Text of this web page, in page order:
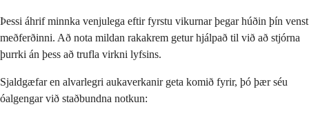
Þessi áhrif minnka venjulega eftir fyrstu vikurnar þegar húðin þín venst
meðferðinni. Að nota mildan rakakrem getur hjálpað til við að stjórna
þurrki án þess að trufla virkni lyfsins.
Sjaldgæfar en alvarlegri aukaverkanir geta komið fyrir, þó þær séu
óalgengar við staðbundna notkun: